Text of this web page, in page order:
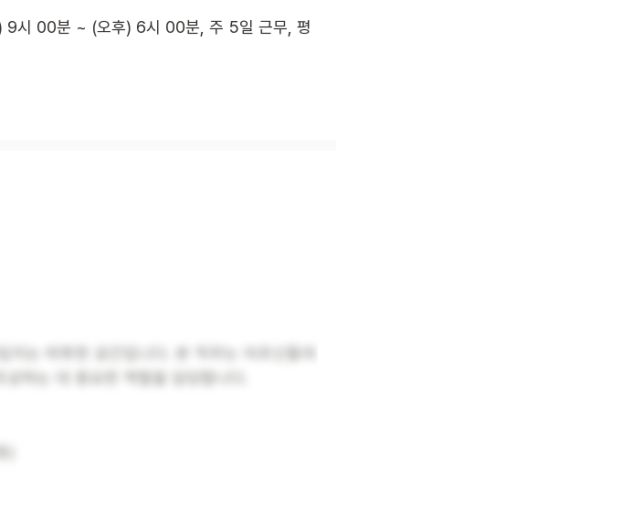
9시 00분 ~ (오후) 6시 00분, 주 5일 근무, 평